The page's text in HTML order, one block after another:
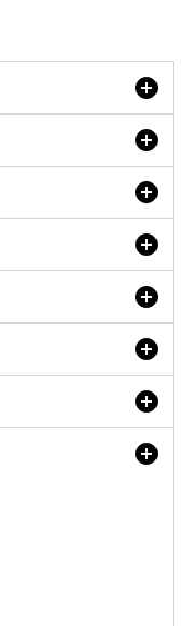







